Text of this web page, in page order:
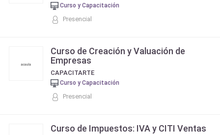
Curso y Capacitación
Presencial
Curso de Creación y Valuación de
Empresas
CAPACITARTE
Curso y Capacitación
Presencial
Curso de Impuestos: IVA y CITI Ventas